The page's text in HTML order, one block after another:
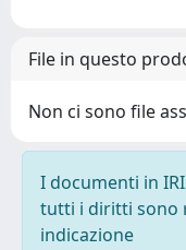
File in questo
Non ci sono file
I documenti in
tutti i diritti sono
indicazione